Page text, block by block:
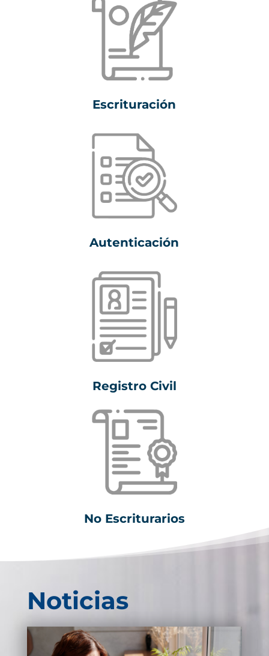
Escrituración
Autenticación
Registro Civil
No Escriturarios
Noticias